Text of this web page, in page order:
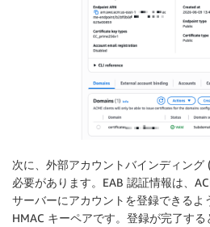
次に、外部アカウントバインディング
必要があります。EAB 認証情報は、
サーバーにアカウントを登録できるよ
HMAC キーペアです。登録が完了す